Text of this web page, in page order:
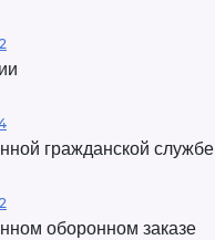
гражданской службе
оборонном заказе